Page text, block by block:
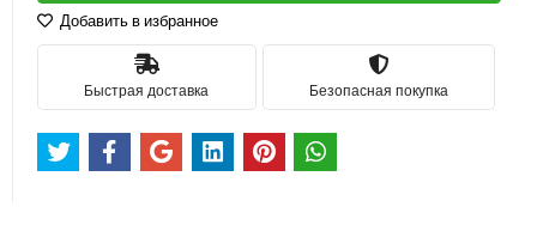
Добавить в избранное
Быстрая доставка Безопасная покупка